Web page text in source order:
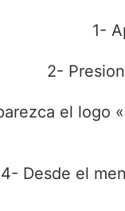
1-
2-
el logo
4- Desde el